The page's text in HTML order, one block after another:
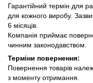
Гарантійний термін для
для кожного виробу.
6 місяців.
Компанія приймає
чинним законодавством.
Терміни повернення:
Повернення товарів
з моменту отримання.